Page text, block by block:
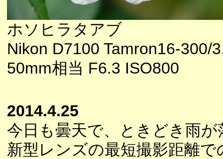
ホソヒラタアブ
Nikon D7100 Tamron16-300/
50mm相当 F6.3 ISO800
2014.4.25
今日も曇天で、ときどき雨
新型レンズの最短撮影距離